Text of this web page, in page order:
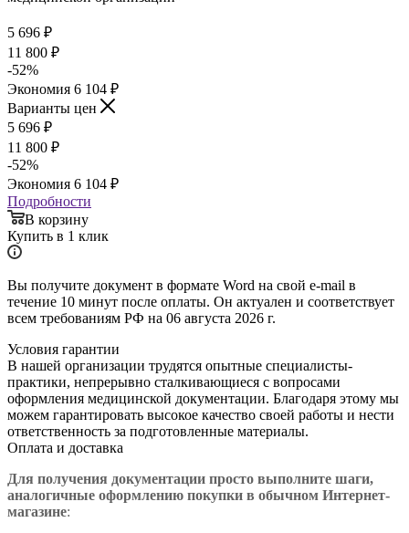
5 696 ₽
11 800 ₽
-52%
Экономия 6 104 ₽
Варианты цен
5 696 ₽
11 800 ₽
-52%
Экономия 6 104 ₽
Подробности
В корзину
Купить в 1 клик
Вы получите документ в формате Word на свой e-mail в
течение 10 минут после оплаты. Он актуален и соответствует
всем требованиям РФ на 06 августа 2026 г.
Условия гарантии
В нашей организации трудятся опытные специалисты-
практики, непрерывно сталкивающиеся с вопросами
оформления медицинской документации. Благодаря этому мы
можем гарантировать высокое качество своей работы и нести
ответственность за подготовленные материалы.
Оплата и доставка
Для получения документации просто выполните шаги,
аналогичные оформлению покупки в обычном Интернет-
магазине: